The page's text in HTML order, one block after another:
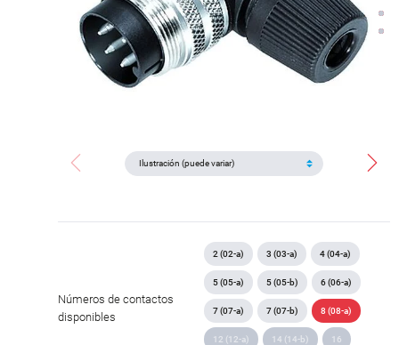
Números de contactos
disponibles
2 (02-a) 3 (03-a) 4 (04-a)
5 (05-a) 5 (05-b) 6 (06-a)
7 (07-a) 7 (07-b) 8 (08-a)
12 (12-a) 14 (14-b) 16